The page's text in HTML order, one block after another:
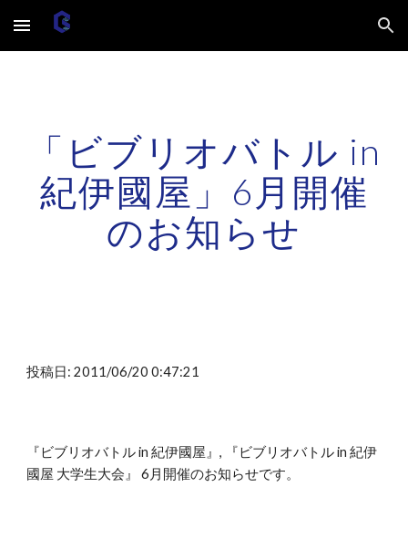
Skip to main content Skip to navigation
「ビブリオバトル in
紀伊國屋」6月開催
のお知らせ
投稿日: 2011/06/20 0:47:21
『ビブリオバトル in 紀伊國屋』, 『ビブリオバトル in 紀伊
國屋 大学生大会』 6月開催のお知らせです。